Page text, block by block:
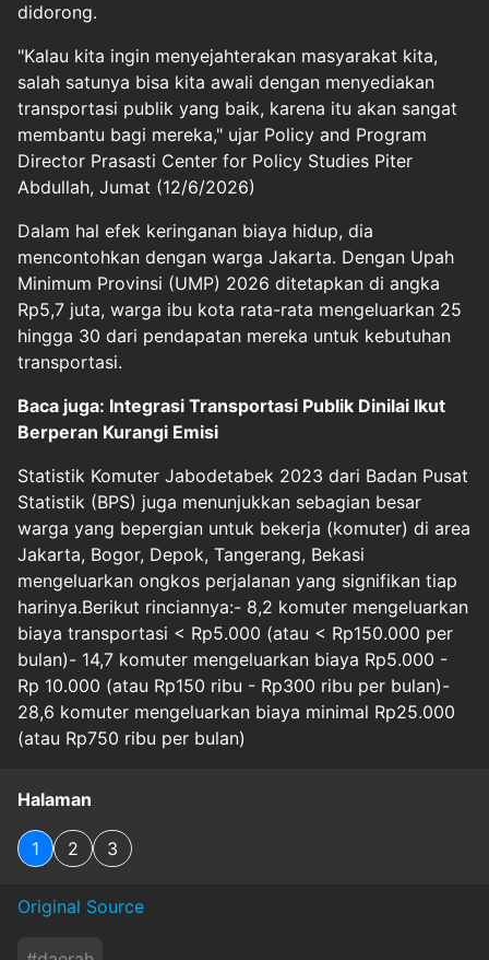
didorong.
"Kalau kita ingin menyejahterakan masyarakat kita,
salah satunya bisa kita awali dengan menyediakan
transportasi publik yang baik, karena itu akan sangat
membantu bagi mereka," ujar Policy and Program
Director Prasasti Center for Policy Studies Piter
Abdullah, Jumat (12/6/2026)
Dalam hal efek keringanan biaya hidup, dia
mencontohkan dengan warga Jakarta. Dengan Upah
Minimum Provinsi (UMP) 2026 ditetapkan di angka
Rp5,7 juta, warga ibu kota rata-rata mengeluarkan 25
hingga 30 dari pendapatan mereka untuk kebutuhan
transportasi.
Baca juga: Integrasi Transportasi Publik Dinilai Ikut
Berperan Kurangi Emisi
Statistik Komuter Jabodetabek 2023 dari Badan Pusat
Statistik (BPS) juga menunjukkan sebagian besar
warga yang bepergian untuk bekerja (komuter) di area
Jakarta, Bogor, Depok, Tangerang, Bekasi
mengeluarkan ongkos perjalanan yang signifikan tiap
harinya.Berikut rinciannya:- 8,2 komuter mengeluarkan
biaya transportasi < Rp5.000 (atau < Rp150.000 per
bulan)- 14,7 komuter mengeluarkan biaya Rp5.000 -
Rp 10.000 (atau Rp150 ribu - Rp300 ribu per bulan)-
28,6 komuter mengeluarkan biaya minimal Rp25.000
(atau Rp750 ribu per bulan)
Halaman
1 2 3
Original Source